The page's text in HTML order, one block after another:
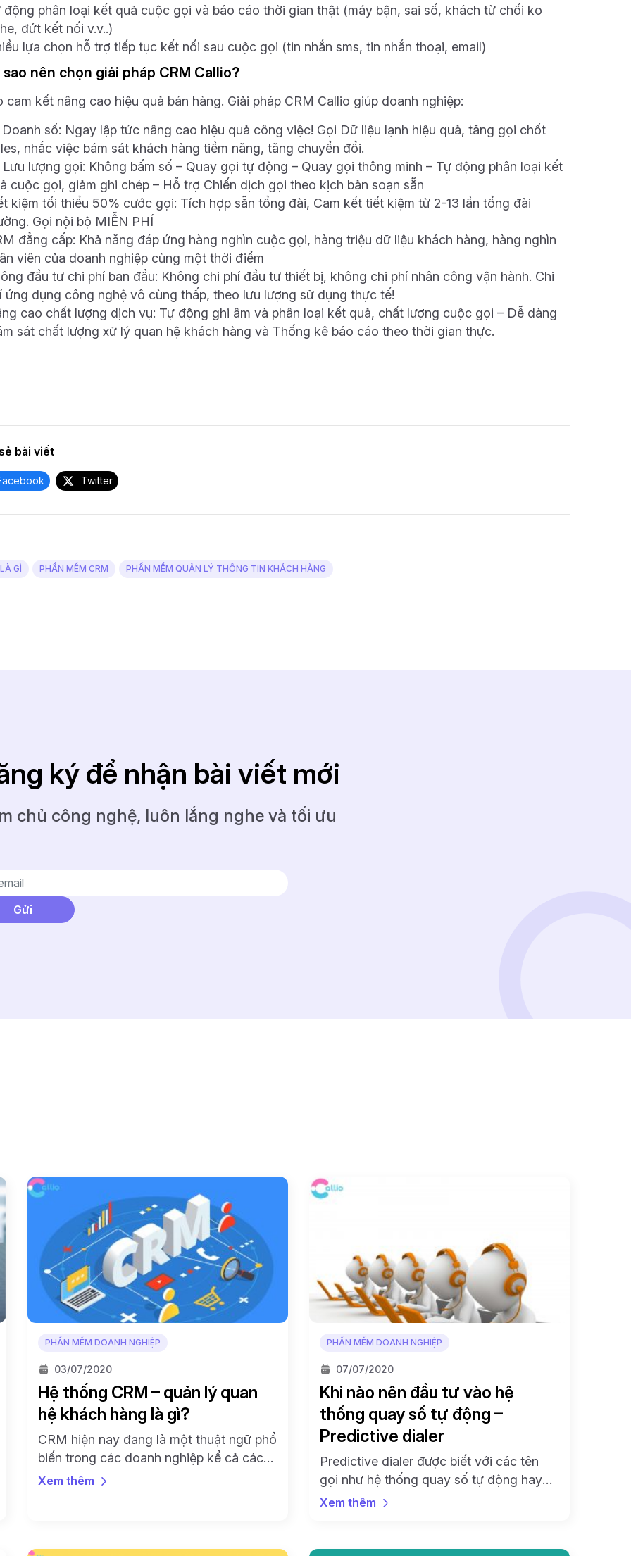
động phân loại kết quả cuộc gọi và báo cáo thời gian thật (máy bận, sai số, khách từ chối ko
đứt kết nối v.v..)
lựa chọn hỗ trợ tiếp tục kết nối sau cuộc gọi (tin nhắn sms, tin nhắn thoại, email)
sao nên chọn giải pháp CRM Callio?
cam kết nâng cao hiệu quả bán hàng. Giải pháp CRM Callio giúp doanh nghiệp:
số: Ngay lập tức nâng cao hiệu quả công việc! Gọi Dữ liệu lạnh hiệu quả, tăng gọi chốt
nhắc việc bám sát khách hàng tiềm năng, tăng chuyển đổi.
lượng gọi: Không bấm số – Quay gọi tự động – Quay gọi thông minh – Tự động phân loại kết
cuộc gọi, giảm ghi chép – Hỗ trợ Chiến dịch gọi theo kịch bản soạn sẵn
kiệm tối thiểu 50% cước gọi: Tích hợp sẵn tổng đài, Cam kết tiết kiệm từ 2-13 lần tổng đài
Gọi nội bộ MIỄN PHÍ
đẳng cấp: Khả năng đáp ứng hàng nghìn cuộc gọi, hàng triệu dữ liệu khách hàng, hàng nghìn
viên của doanh nghiệp cùng một thời điểm
đầu tư chi phí ban đầu: Không chi phí đầu tư thiết bị, không chi phí nhân công vận hành. Chi
ứng dụng công nghệ vô cùng thấp, theo lưu lượng sử dụng thực tế!
cao chất lượng dịch vụ: Tự động ghi âm và phân loại kết quả, chất lượng cuộc gọi – Dễ dàng
sát chất lượng xử lý quan hệ khách hàng và Thống kê báo cáo theo thời gian thực.
bài viết
Twitter
GÌ PHẦN MỀM CRM PHẦN MỀM QUẢN LÝ THÔNG TIN KHÁCH HÀNG
ký để nhận bài viết mới
chủ công nghệ, luôn lắng nghe và tối ưu
PHẦN MỀM DOANH NGHIỆP
03/07/2020
Hệ thống CRM – quản lý quan
hệ khách hàng là gì?
CRM hiện nay đang là một thuật ngữ phổ
biến trong các doanh nghiệp kể cả các
doanh nghiệp nhỏ và vừa. Cùng Callio
Relationship Management – viết tắt của
Xem thêm
PHẦN MỀM DOANH NGHIỆP
07/07/2020
Khi nào nên đầu tư vào hệ
thống quay số tự động –
Predictive dialer
Predictive dialer được biết với các tên
gọi như hệ thống quay số tự động hay
quay số thông minh. Nhờ có predictive
tượng rộng hơn và đỡ phải lo lắng về
Xem thêm